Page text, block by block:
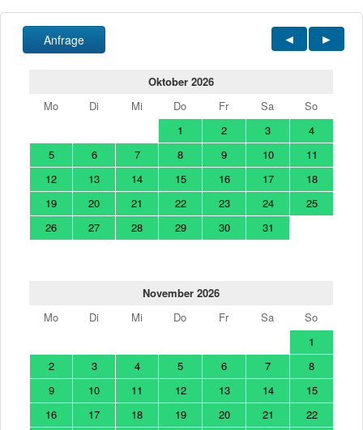
Anfrage
Oktober 2026
Mo
Di Mi Do Fr Sa
So
1
2 3
4
5
6 7 8 9 10
11
12
13 14 15 16 17
18
19
20 21 22 23 24
25
26
27 28 29 30 31
November 2026
Mo
Di Mi Do Fr Sa
So
1
2
3 4 5 6 7
8
9
10 11 12 13 14
15
16
17 18 19 20 21
22